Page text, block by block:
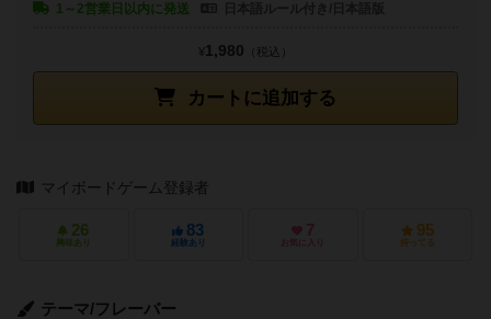
1～2営業日以内に発送
カートに追加する
¥1,980 （税込）
マイボードゲーム登録者
26
興味あり
83
経験あり
7
お気に入り
95
持ってる
テーマ/フレーバー